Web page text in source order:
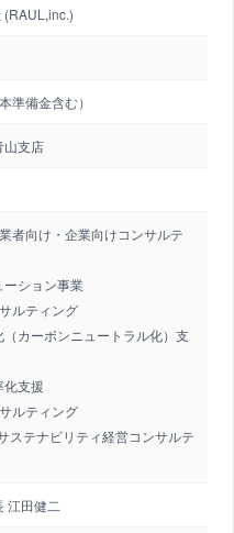
(RAUL,inc.)
準備金含む）
支店
者向け・企業向けコンサルテ
ション事業
ルティング
カーボンニュートラル化）支
化支援
ルティング
ステナビリティ経営コンサルテ
江田健二